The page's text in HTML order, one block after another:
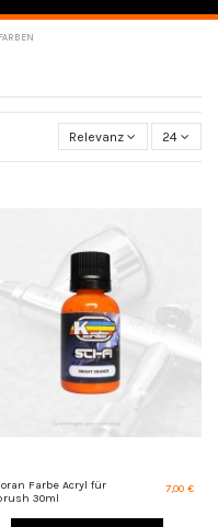
Relevanz 24
Farbe Acryl für
30ml
7,00 €